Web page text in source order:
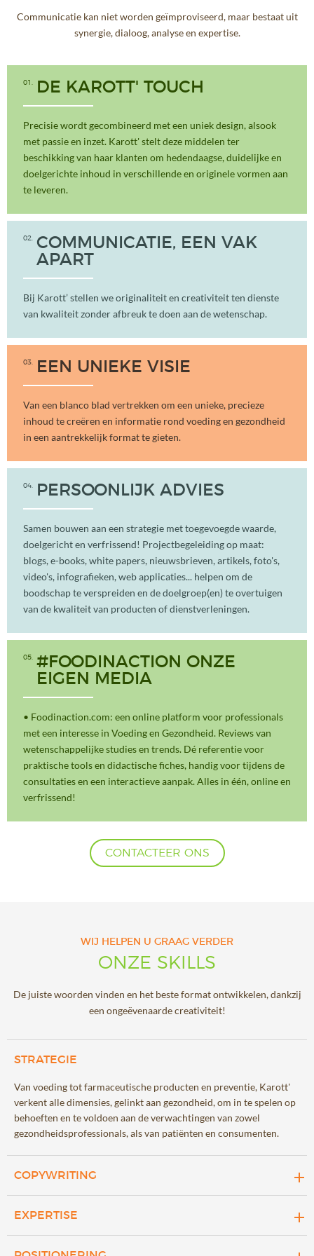
Communicatie kan niet worden geïmproviseerd, maar bestaat uit
synergie, dialoog, analyse en expertise.
01 DE KAROTT' TOUCH
Precisie wordt gecombineerd met een uniek design, alsook
met passie en inzet. Karott' stelt deze middelen ter
beschikking van haar klanten om hedendaagse, duidelijke en
doelgerichte inhoud in verschillende en originele vormen aan
te leveren.
02
COMMUNICATIE, EEN VAK
APART
Bij Karott’ stellen we originaliteit en creativiteit ten dienste
van kwaliteit zonder afbreuk te doen aan de wetenschap.
03 EEN UNIEKE VISIE
Van een blanco blad vertrekken om een unieke, precieze
inhoud te creëren en informatie rond voeding en gezondheid
in een aantrekkelijk format te gieten.
04 PERSOONLIJK ADVIES
Samen bouwen aan een strategie met toegevoegde waarde,
doelgericht en verfrissend! Projectbegeleiding op maat:
blogs, e-books, white papers, nieuwsbrieven, artikels, foto's,
video's, infografieken, web applicaties... helpen om de
boodschap te verspreiden en de doelgroep(en) te overtuigen
van de kwaliteit van producten of dienstverleningen.
05
#FOODINACTION ONZE
EIGEN MEDIA
• Foodinaction.com: een online platform voor professionals
met een interesse in Voeding en Gezondheid. Reviews van
wetenschappelijke studies en trends. Dé referentie voor
praktische tools en didactische fiches, handig voor tijdens de
consultaties en een interactieve aanpak. Alles in één, online en
verfrissend!
CONTACTEER ONS
WIJ HELPEN U GRAAG VERDER
ONZE SKILLS
De juiste woorden vinden en het beste format ontwikkelen, dankzij
een ongeëvenaarde creativiteit!
STRATEGIE
Van voeding tot farmaceutische producten en preventie, Karott'
verkent alle dimensies, gelinkt aan gezondheid, om in te spelen op
behoeften en te voldoen aan de verwachtingen van zowel
gezondheidsprofessionals, als van patiënten en consumenten.
COPYWRITING
door de wetenschap en tegelijkertijd krachtig en creatief in een
wereld vol verandering.
EXPERTISE